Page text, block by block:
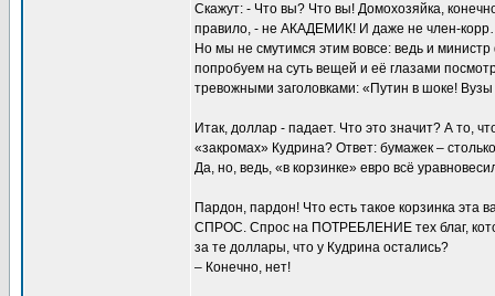
Скажут: - Что вы? Что вы! Домохозяйка,
правило, - не АКАДЕМИК! И даже не член-
Но мы не смутимся этим вовсе: ведь и
попробуем на суть вещей и её глазами
тревожными заголовками: «Путин в шоке!
Итак, доллар - падает. Что это значит? А то,
«закромах» Кудрина? Ответ: бумажек –
Да, но, ведь, «в корзинке» евро всё
Пардон, пардон! Что есть такое корзинка
СПРОС. Спрос на ПОТРЕБЛЕНИЕ тех благ,
за те доллары, что у Кудрина остались?
– Конечно, нет!